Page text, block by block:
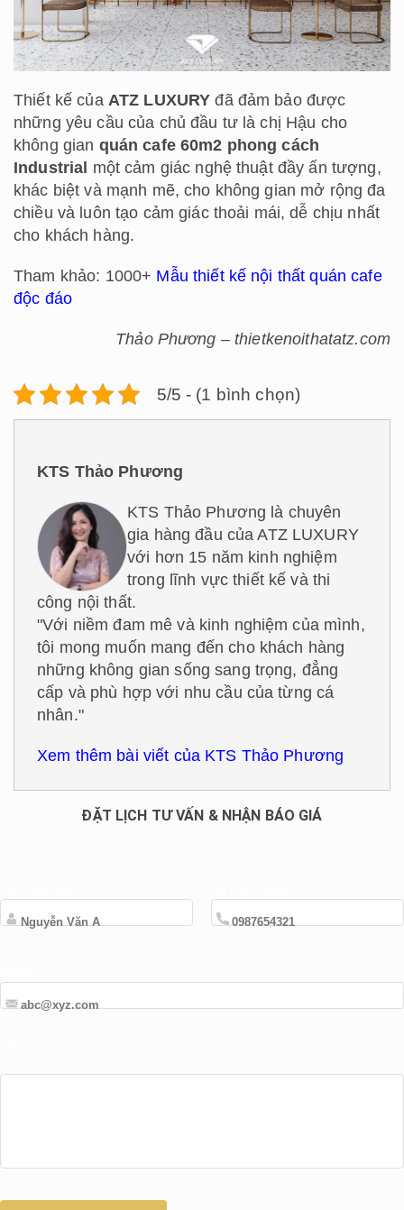
Thiết kế của ATZ LUXURY đã đảm bảo được
những yêu cầu của chủ đầu tư là chị Hậu cho
không gian quán cafe 60m2 phong cách
Industrial một cảm giác nghệ thuật đầy ấn tượng,
khác biệt và mạnh mẽ, cho không gian mở rộng đa
chiều và luôn tạo cảm giác thoải mái, dễ chịu nhất
cho khách hàng.
Tham khảo: 1000+ Mẫu thiết kế nội thất quán cafe
độc đáo
Thảo Phương – thietkenoithatatz.com
5/5 - (1 bình chọn)
KTS Thảo Phương
KTS Thảo Phương là chuyên
gia hàng đầu của ATZ LUXURY
với hơn 15 năm kinh nghiệm
trong lĩnh vực thiết kế và thi
công nội thất.
"Với niềm đam mê và kinh nghiệm của mình,
tôi mong muốn mang đến cho khách hàng
những không gian sống sang trọng, đẳng
cấp và phù hợp với nhu cầu của từng cá
nhân."
Xem thêm bài viết của KTS Thảo Phương
ĐẶT LỊCH TƯ VẤN & NHẬN BÁO GIÁ